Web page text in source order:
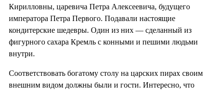
Кирилловны, царевича Петра Алексеевича, будущего
императора Петра Первого. Подавали настоящие
кондитерские шедевры. Один из них — сделанный из
фигурного сахара Кремль с конными и пешими людьми
внутри.
Соответствовать богатому столу на царских пирах своим
внешним видом должны были и гости. Интересно, что